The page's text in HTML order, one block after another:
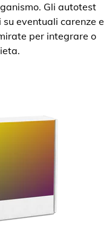
Gli autotest
eventuali carenze e
per integrare o